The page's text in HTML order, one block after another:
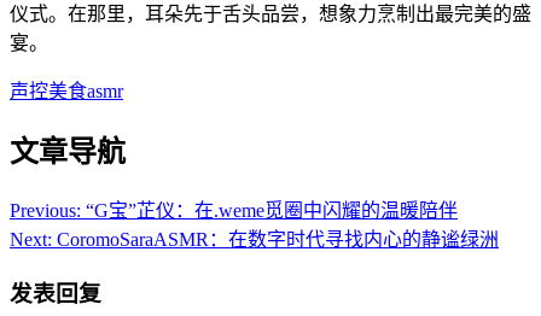
仪式。在那里，耳朵先于舌头品尝，想象力烹制出最完美的盛
宴。
声控美食asmr
文章导航
Previous: “G宝”芷仪：在.weme觅圈中闪耀的温暖陪伴
Next: CoromoSaraASMR：在数字时代寻找内心的静谧绿洲
发表回复